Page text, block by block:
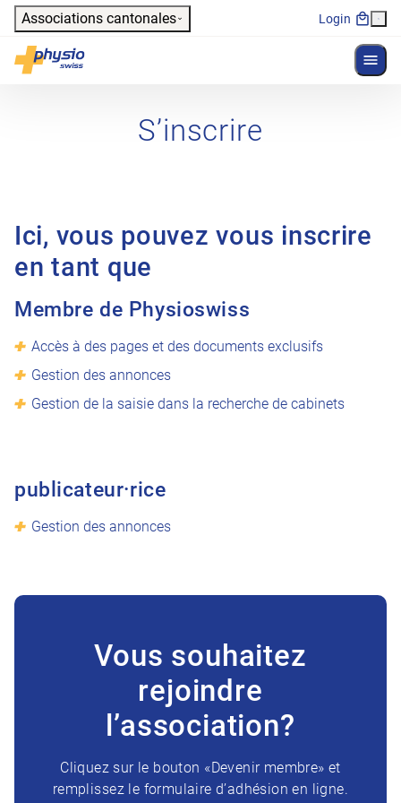
Header
Associations cantonales Login
Physioswiss
Navigation principale
S’inscrire
Ici, vous pouvez vous inscrire
en tant que
Membre de Physioswiss
Accès à des pages et des documents exclusifs
Gestion des annonces
Gestion de la saisie dans la recherche de cabinets
publicateur·rice
Gestion des annonces
Vous souhaitez
rejoindre
l’association?
Cliquez sur le bouton «Devenir membre» et
remplissez le formulaire d’adhésion en ligne.